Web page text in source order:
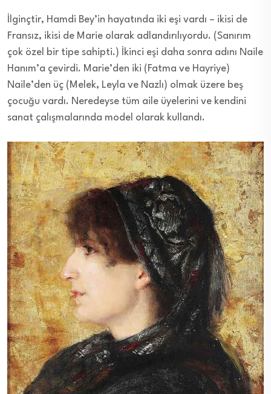
İlginçtir, Hamdi Bey’in hayatında iki eşi vardı – ikisi de
Fransız, ikisi de Marie olarak adlandırılıyordu. (Sanırım
çok özel bir tipe sahipti.) İkinci eşi daha sonra adını Naile
Hanım’a çevirdi. Marie’den iki (Fatma ve Hayriye)
Naile’den üç (Melek, Leyla ve Nazlı) olmak üzere beş
çocuğu vardı. Neredeyse tüm aile üyelerini ve kendini
sanat çalışmalarında model olarak kullandı.